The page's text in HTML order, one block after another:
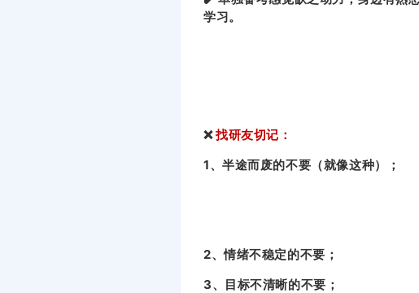
学习。
❌找研友切记：
1、半途而废的不要（就像这种）；
2、情绪不稳定的不要；
3、目标不清晰的不要；